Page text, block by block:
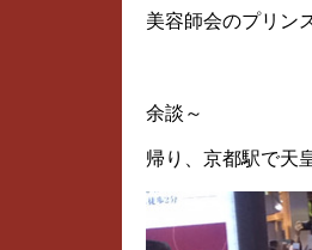
美容師会のプリン
余談～
帰り、京都駅で天